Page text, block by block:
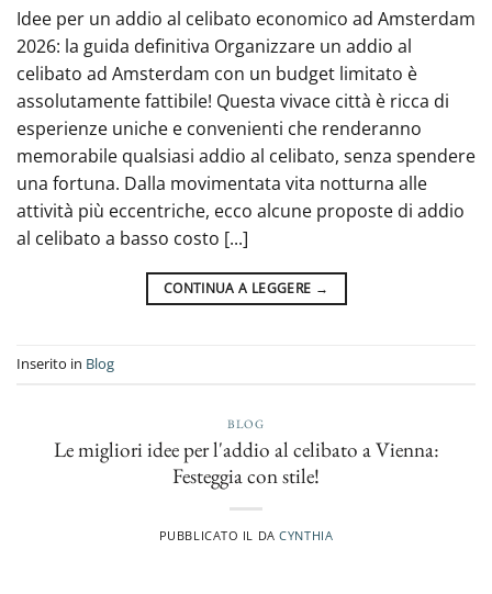
Idee per un addio al celibato economico ad Amsterdam
2026: la guida definitiva Organizzare un addio al
celibato ad Amsterdam con un budget limitato è
assolutamente fattibile! Questa vivace città è ricca di
esperienze uniche e convenienti che renderanno
memorabile qualsiasi addio al celibato, senza spendere
una fortuna. Dalla movimentata vita notturna alle
attività più eccentriche, ecco alcune proposte di addio
al celibato a basso costo [...]
CONTINUA A LEGGERE →
Inserito in Blog
BLOG
Le migliori idee per l'addio al celibato a Vienna:
Festeggia con stile!
PUBBLICATO IL DACYNTHIA